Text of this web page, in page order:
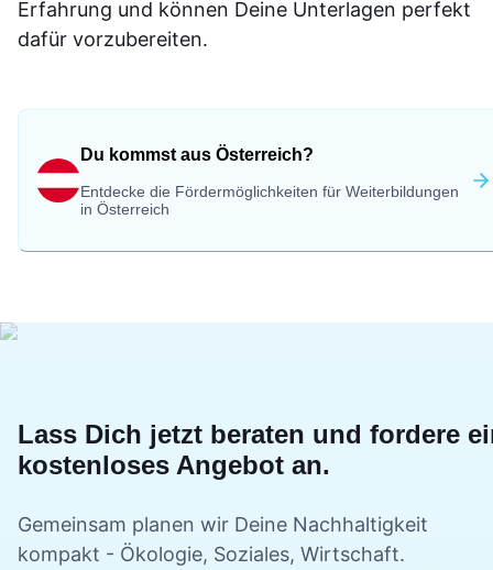
Erfahrung und können Deine Unterlagen perfekt
dafür vorzubereiten.
Du kommst aus Österreich?
Entdecke die Fördermöglichkeiten für Weiterbildungen
in Österreich
Lass Dich jetzt beraten und fordere
kostenloses Angebot an.
Gemeinsam planen wir Deine Nachhaltigkeit
kompakt - Ökologie, Soziales, Wirtschaft.